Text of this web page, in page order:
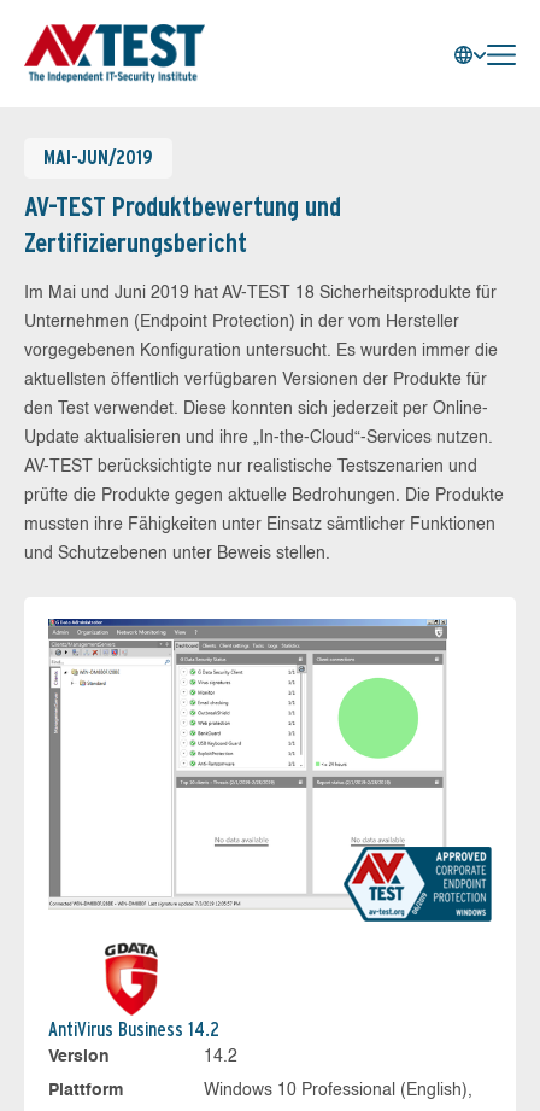
MAI-JUN/2019
AV-TEST Produktbewertung und
Zertifizierungsbericht
Im Mai und Juni 2019 hat AV-TEST 18 Sicherheitsprodukte für
Unternehmen (Endpoint Protection) in der vom Hersteller
vorgegebenen Konfiguration untersucht. Es wurden immer die
aktuellsten öffentlich verfügbaren Versionen der Produkte für
den Test verwendet. Diese konnten sich jederzeit per Online-
Update aktualisieren und ihre „In-the-Cloud“-Services nutzen.
AV-TEST berücksichtigte nur realistische Testszenarien und
prüfte die Produkte gegen aktuelle Bedrohungen. Die Produkte
mussten ihre Fähigkeiten unter Einsatz sämtlicher Funktionen
und Schutzebenen unter Beweis stellen.
AntiVirus Business 14.2
Version
14.2
Plattform
Windows 10 Professional (English),